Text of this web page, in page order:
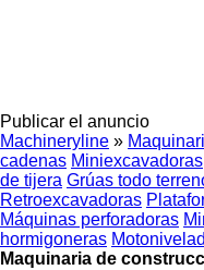
Publicar el anuncio
Machineryline »
cadenas Miniexcavadoras
de tijera Grúas todo
Retroexcavadoras
Máquinas perforadoras
hormigoneras
Maquinaria de